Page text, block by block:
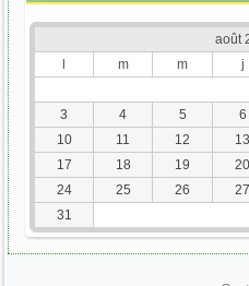
août
m m j
3
4 5 6
10
11 12 13
17
18 19 20
24
25 26 27
31